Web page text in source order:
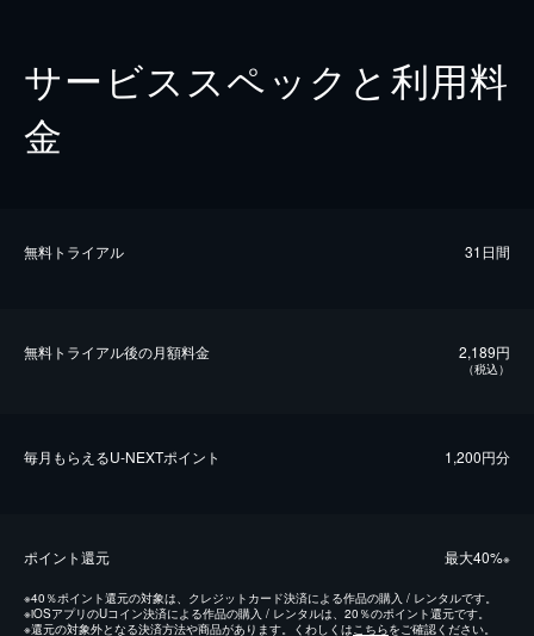
サービススペックと利用料
金
無料トライアル 31日間
無料トライアル後の⽉額料金 2,189円
（税込）
毎⽉もらえるU-NEXTポイント 1,200円分
ポイント還元 最⼤40%※
※40％ポイント還元の対象は、クレジットカード決済による作品の購入 / レンタルです。
※iOSアプリのUコイン決済による作品の購入 / レンタルは、20％のポイント還元です。
※還元の対象外となる決済方法や商品があります。くわしくはこちらをご確認ください。